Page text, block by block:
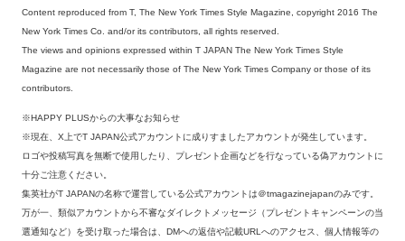
Content reproduced from T, The New York Times Style Magazine, copyright 2016 The
New York Times Co. and/or its contributors, all rights reserved.
The views and opinions expressed within T JAPAN The New York Times Style
Magazine are not necessarily those of The New York Times Company or those of its
contributors.
※HAPPY PLUSからの大事なお知らせ
※現在、X上でT JAPAN公式アカウントに成りすましたアカウントが発生しています。
ロゴや投稿写真を無断で使用したり、プレゼント企画などを行なっている偽アカウントに
十分ご注意ください。
集英社がT JAPANの名称で運営している公式アカウントは＠tmagazinejapanのみです。
万が一、類似アカウントから不審なダイレクトメッセージ（プレゼントキャンペーンの当
選通知など）を受け取った場合は、DMへの返信や記載URLへのアクセス、個人情報等の